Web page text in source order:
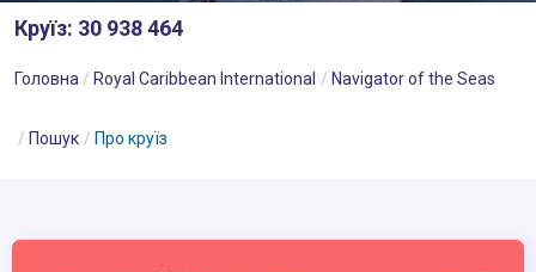
Круїз: 30 938 464
Головна Royal Caribbean International Navigator of the Seas
Пошук Про круїз